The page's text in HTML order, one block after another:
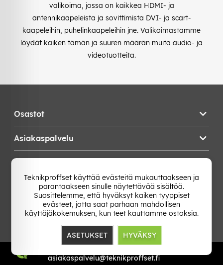
valikoima, jossa on kaikkea HDMI- ja
antennikaapeleista ja sovittimista DVI- ja scart-
kaapeleihin, puhelinkaapeleihin jne. Valikoimastamme
löydät kaiken tämän ja suuren määrän muita audio- ja
videotuotteita.
Osastot
Asiakaspalvelu
Vaihda Maa
asiakaspalvelu@teknikproffset.fi
Teknikproffset käyttää evästeitä mukauttaakseen ja
parantaakseen sinulle näytettävää sisältöä.
Suosittelemme, että hyväksyt kaiken tyyppiset
evästeet, jotta saat parhaan mahdollisen
käyttäjäkokemuksen, kun teet kauttamme ostoksia.
ASETUKSET HYVÄKSY